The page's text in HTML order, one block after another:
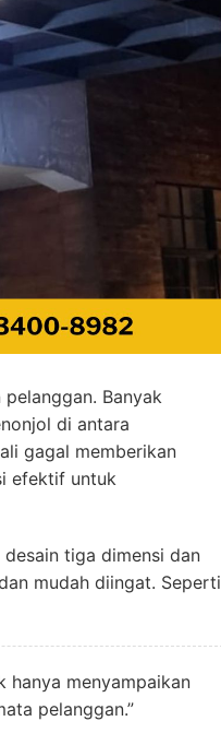
Banyak
di antara
gagal memberikan
efektif untuk
tiga dimensi dan
mudah diingat. Seperti
hanya menyampaikan
pelanggan.”